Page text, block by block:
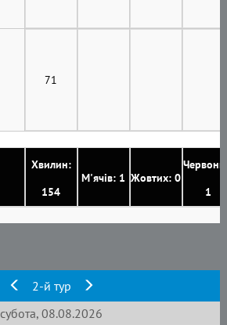
Хвилин:
154
М'ячів: 1 Жовтих: 0
1
71
2-й тур
субота, 08.08.2026